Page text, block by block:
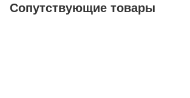
Сопутствующие товары